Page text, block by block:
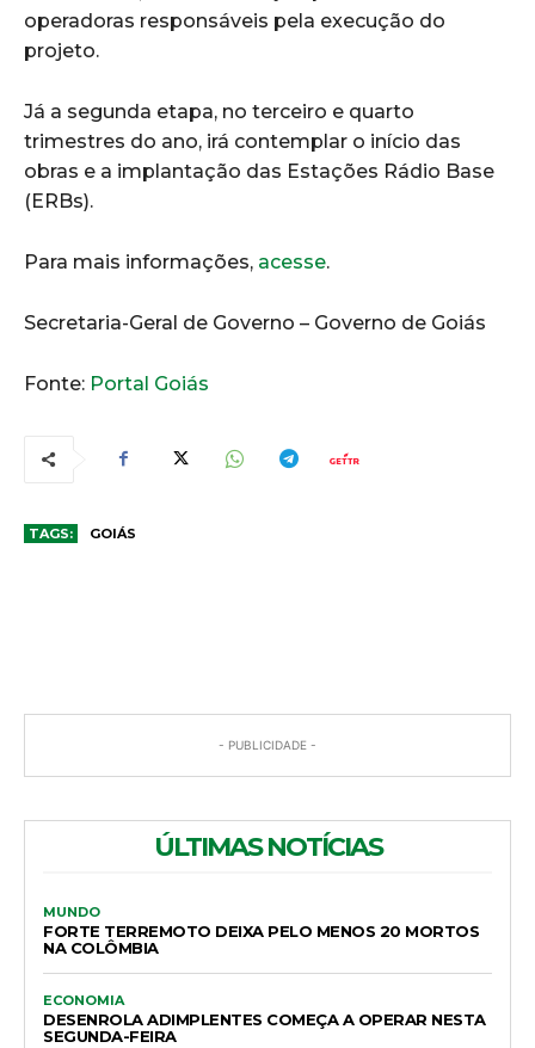
operadoras responsáveis pela execução do
projeto.
Já a segunda etapa, no terceiro e quarto
trimestres do ano, irá contemplar o início das
obras e a implantação das Estações Rádio Base
(ERBs).
Para mais informações, acesse.
Secretaria-Geral de Governo – Governo de Goiás
Fonte: Portal Goiás
TAGS: GOIÁS
- PUBLICIDADE -
ÚLTIMAS NOTÍCIAS
MUNDO
FORTE TERREMOTO DEIXA PELO MENOS 20 MORTOS
NA COLÔMBIA
ECONOMIA
DESENROLA ADIMPLENTES COMEÇA A OPERAR NESTA
SEGUNDA-FEIRA